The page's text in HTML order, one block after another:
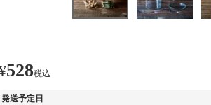
528税込
発送予定日